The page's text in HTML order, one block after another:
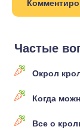
Частые
Окрол
Когда
Все о